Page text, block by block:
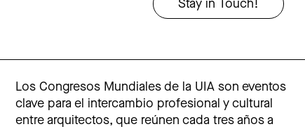
Los Congresos Mundiales de la UIA son eventos
clave para el intercambio profesional y cultural
entre arquitectos, que reúnen cada tres años a